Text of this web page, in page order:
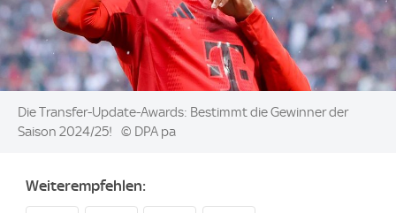
Image:
Die Transfer-Update-Awards: Bestimmt die Gewinner der
Saison 2024/25!
© DPA pa
Weiterempfehlen: